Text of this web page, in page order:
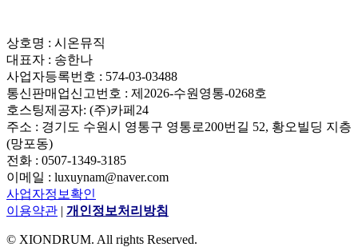
상호명 : 시온뮤직
대표자 : 송한나
사업자등록번호 : 574-03-03488
통신판매업신고번호 : 제2026-수원영통-0268호
호스팅제공자: (주)카페24
주소 : 경기도 수원시 영통구 영통로200번길 52, 황오빌딩 지층
(망포동)
전화 : 0507-1349-3185
이메일 : luxuynam@naver.com
사업자정보확인
이용약관 | 개인정보처리방침
© XIONDRUM. All rights Reserved.